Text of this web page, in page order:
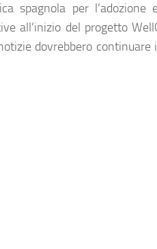
spagnola per l’adozione
all’inizio del progetto
dovrebbero